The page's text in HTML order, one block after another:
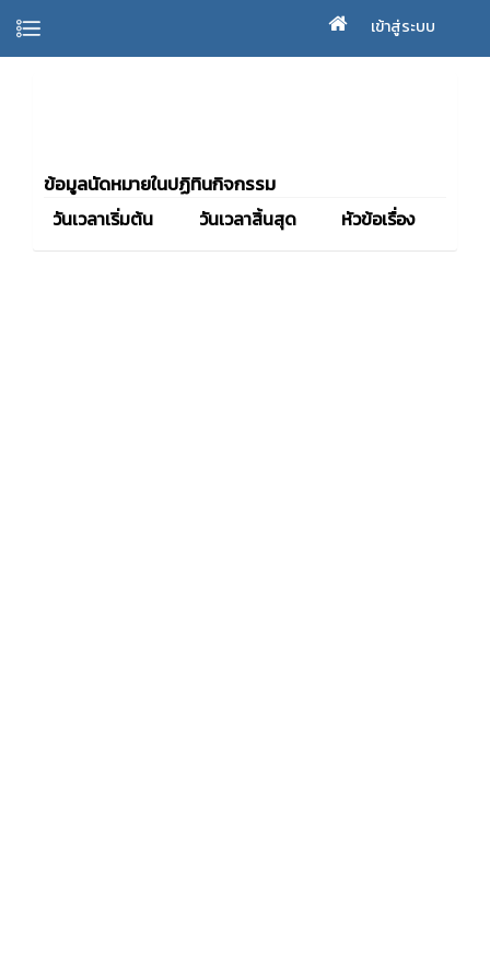
เข้าสู่ระบบ
ข้อมูลนัดหมายในปฏิทินกิจกรรม
วันเวลาเริ่มต้น วันเวลาสิ้นสุด หัวข้อเรื่อง